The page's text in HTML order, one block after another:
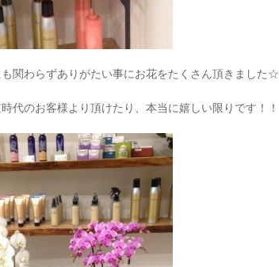
も関わらずありがたい事にお花をたくさん頂きました☆
代のお客様より頂けたり、本当に嬉しい限りです！！